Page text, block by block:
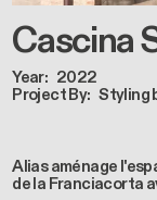
Cascina
Year
2022
Project By Styling
Alias aménage
de la Franciacorta